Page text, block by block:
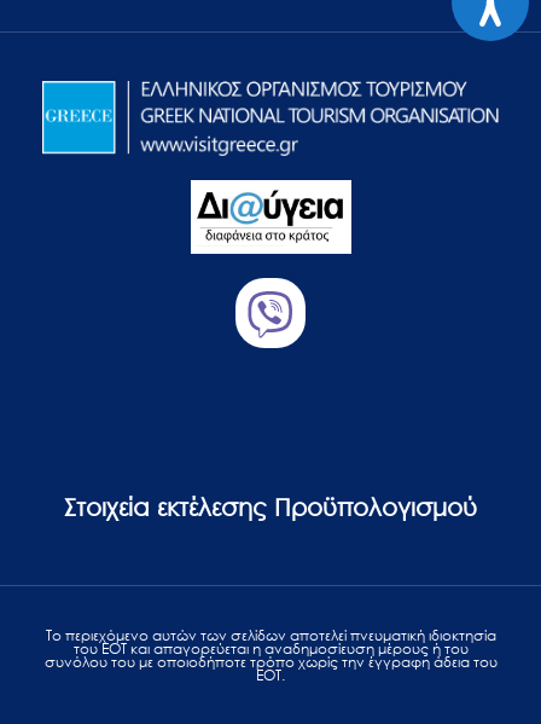
Στοιχεία εκτέλεσης Προϋπολογισμού
Το περιεχόμενο αυτών των σελίδων αποτελεί πvευματική ιδιοκτησία
του ΕΟΤ και απαγορεύεται η αναδημοσίευση μέρους ή του
συνόλου του με οποιοδήποτε τρόπο χωρίς την έγγραφη άδεια του
ΕΟΤ.